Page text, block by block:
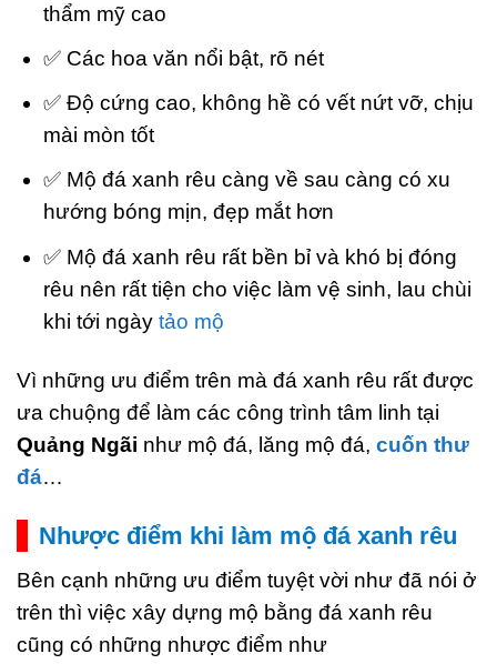
thẩm mỹ cao
✅ Các hoa văn nổi bật, rõ nét
✅ Độ cứng cao, không hề có vết nứt vỡ, chịu
mài mòn tốt
✅ Mộ đá xanh rêu càng về sau càng có xu
hướng bóng mịn, đẹp mắt hơn
✅ Mộ đá xanh rêu rất bền bỉ và khó bị đóng
rêu nên rất tiện cho việc làm vệ sinh, lau chùi
khi tới ngàytảo mộ
Vì những ưu điểm trên mà đá xanh rêu rất được
ưa chuộng để làm các công trình tâm linh tại
Quảng Ngãi như mộ đá, lăng mộ đá, cuốn thư
đá…
Nhược điểm khi làm mộ đá xanh rêu
Bên cạnh những ưu điểm tuyệt vời như đã nói ở
trên thì việc xây dựng mộ bằng đá xanh rêu
cũng có những nhược điểm như